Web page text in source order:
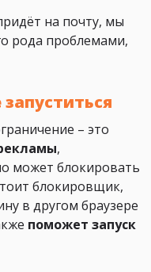
на почту, мы
рода проблемами,
– это
,
может блокировать
блокировщик,
в другом браузере
поможет запуск